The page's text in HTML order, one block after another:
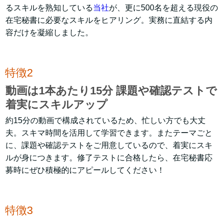
るスキルを熟知している当社が、更に500名を超える現役の
在宅秘書に必要なスキルをヒアリング。実務に直結する内
容だけを凝縮しました。
特徴2
動画は1本あたり15分 課題や確認テストで
着実にスキルアップ
約15分の動画で構成されているため、忙しい方でも大丈
夫。スキマ時間を活用して学習できます。またテーマごと
に、課題や確認テストをご用意しているので、着実にスキ
ルが身につきます。修了テストに合格したら、在宅秘書応
募時にぜひ積極的にアピールしてください！
特徴3